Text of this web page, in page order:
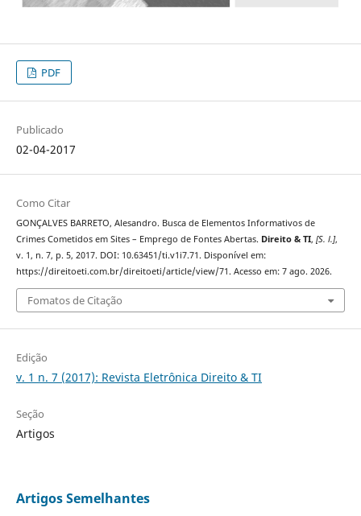
PDF
Publicado
02-04-2017
Como Citar
GONÇALVES BARRETO, Alesandro. Busca de Elementos Informativos de
Crimes Cometidos em Sites – Emprego de Fontes Abertas. Direito & TI, [S. l.],
v. 1, n. 7, p. 5, 2017. DOI: 10.63451/ti.v1i7.71. Disponível em:
https://direitoeti.com.br/direitoeti/article/view/71. Acesso em: 7 ago. 2026.
Fomatos de Citação
Edição
v. 1 n. 7 (2017): Revista Eletrônica Direito & TI
Seção
Artigos
Artigos Semelhantes